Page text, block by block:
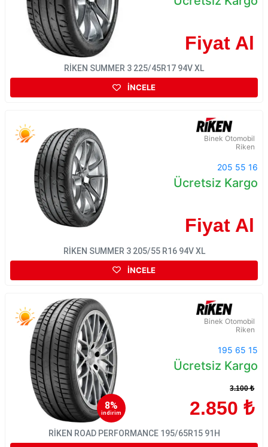
Fiyat Al
RİKEN SUMMER 3 225/45R17 94V XL
İNCELE
Binek Otomobil
Riken
205 55 16
Ücretsiz Kargo
Fiyat Al
RİKEN SUMMER 3 205/55 R16 94V XL
İNCELE
8%
indirim
Binek Otomobil
Riken
195 65 15
Ücretsiz Kargo
3.100 ₺
2.850 ₺
RİKEN ROAD PERFORMANCE 195/65R15 91H